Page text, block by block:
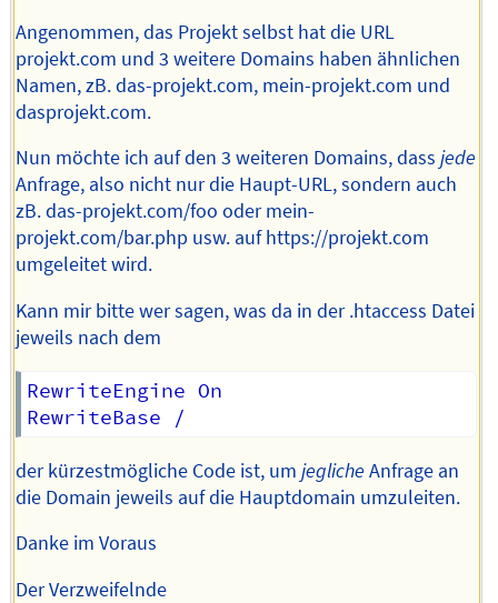
Angenommen, das Projekt selbst hat die URL
projekt.com und 3 weitere Domains haben ähnlichen
Namen, zB. das-projekt.com, mein-projekt.com und
dasprojekt.com.
Nun möchte ich auf den 3 weiteren Domains, dassjede
Anfrage, also nicht nur die Haupt-URL, sondern auch
zB. das-projekt.com/foo oder mein-
projekt.com/bar.php usw. auf https://projekt.com
umgeleitet wird.
Kann mir bitte wer sagen, was da in der .htaccess Datei
jeweils nach dem
RewriteEngine On
der kürzestmögliche Code ist, umjegliche Anfrage an
die Domain jeweils auf die Hauptdomain umzuleiten.
Danke im Voraus
Der Verzweifelnde